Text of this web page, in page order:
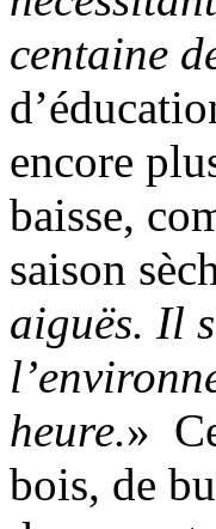
centaine
encore
baisse,
saison
aiguës. Il
heure.»
bois, de